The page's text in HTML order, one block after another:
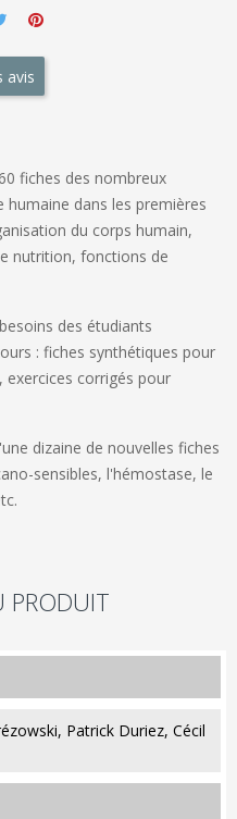
avis
fiches des nombreux
dans les premières
du corps humain,
nutrition, fonctions de
des étudiants
: fiches synthétiques pour
exercices corrigés pour
dizaine de nouvelles fiches
sensibles, l'hémostase, le
PRODUIT
Patrick Duriez, Cécil